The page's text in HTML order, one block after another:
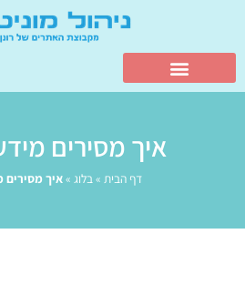
איך מסירים
דף הבית »בלוג »איך מסירים